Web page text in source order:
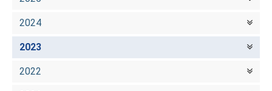
2024
2023
2022